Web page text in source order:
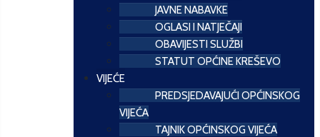
JAVNE NABAVKE
OGLASI I NATJEČAJI
OBAVIJESTI SLUŽBI
STATUT OPĆINE KREŠEVO
VIJEĆE
PREDSJEDAVAJUĆI OPĆINSKOG
VIJEĆA
TAJNIK OPĆINSKOG VIJEĆA